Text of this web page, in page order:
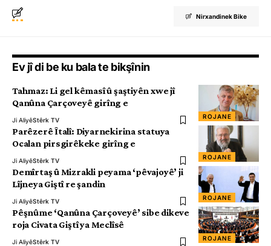
Nirxandinek Bike
Ev jî di be ku bala te bikşînin
ROJANE
Tahmaz: Li gel kêmasî û şaştiyên xwe jî
Qanûna Çarçoveyê girîng e
Ji AliyêStêrk TV
ROJANE
Parêzerê Îtalî: Diyarnekirina statuya
Ocalan pirsgirêkeke girîng e
Ji AliyêStêrk TV
ROJANE
Demîrtaş û Mizrakli peyama ‘pêvajoyê’ ji
Lîjneya Giştî re şandin
Ji AliyêStêrk TV
ROJANE
Pêşnûme ‘Qanûna Çarçoveyê’ sibe dikeve
roja Civata Giştî ya Meclîsê
Ji AliyêStêrk TV